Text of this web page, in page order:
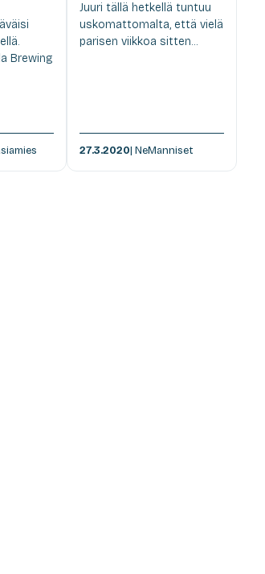
Brewing
Juuri tällä hetkellä tuntuu
uskomattomalta, että vielä
parisen viikkoa sitten...
27.3.2020| NeManniset